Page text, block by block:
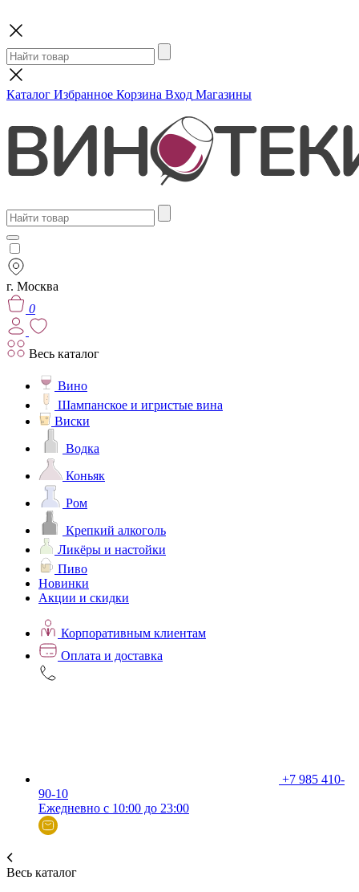
Каталог Избранное Корзина Вход Магазины
г. Москва
0
Весь каталог
Вино
Шампанское и игристые вина
Виски
Водка
Коньяк
Ром
Крепкий алкоголь
Ликёры и настойки
Пиво
Новинки
Акции и скидки
Корпоративным клиентам
Оплата и доставка
+7 985 410-
90-10
Ежедневно с 10:00 до 23:00
Весь каталог